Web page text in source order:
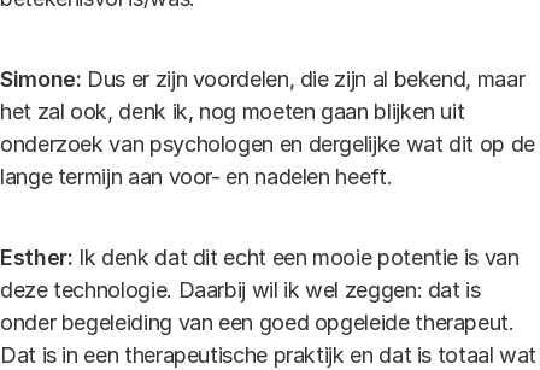
Simone: Dus er zijn voordelen, die zijn al bekend, maar
het zal ook, denk ik, nog moeten gaan blijken uit
onderzoek van psychologen en dergelijke wat dit op de
lange termijn aan voor- en nadelen heeft.
Esther: Ik denk dat dit echt een mooie potentie is van
deze technologie. Daarbij wil ik wel zeggen: dat is
onder begeleiding van een goed opgeleide therapeut.
Dat is in een therapeutische praktijk en dat is totaal wat